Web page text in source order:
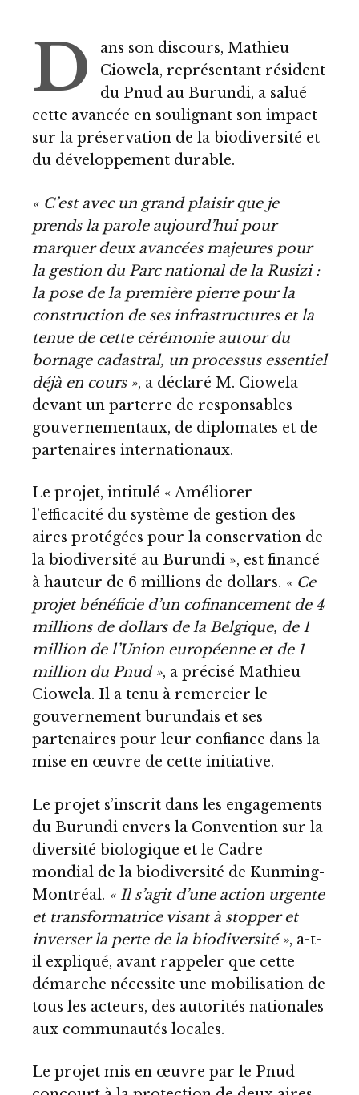
D
ans son discours, Mathieu
Ciowela, représentant résident
du Pnud au Burundi, a salué
cette avancée en soulignant son impact
sur la préservation de la biodiversité et
du développement durable.
« C’est avec un grand plaisir que je
prends la parole aujourd’hui pour
marquer deux avancées majeures pour
la gestion du Parc national de la Rusizi :
la pose de la première pierre pour la
construction de ses infrastructures et la
tenue de cette cérémonie autour du
bornage cadastral, un processus essentiel
déjà en cours », a déclaré M. Ciowela
devant un parterre de responsables
gouvernementaux, de diplomates et de
partenaires internationaux.
Le projet, intitulé « Améliorer
l’efficacité du système de gestion des
aires protégées pour la conservation de
la biodiversité au Burundi », est financé
à hauteur de 6 millions de dollars. « Ce
projet bénéficie d’un cofinancement de 4
millions de dollars de la Belgique, de 1
million de l’Union européenne et de 1
million du Pnud », a précisé Mathieu
Ciowela. Il a tenu à remercier le
gouvernement burundais et ses
partenaires pour leur confiance dans la
mise en œuvre de cette initiative.
Le projet s’inscrit dans les engagements
du Burundi envers la Convention sur la
diversité biologique et le Cadre
mondial de la biodiversité de Kunming-
Montréal. « Il s’agit d’une action urgente
et transformatrice visant à stopper et
inverser la perte de la biodiversité », a-t-
il expliqué, avant rappeler que cette
démarche nécessite une mobilisation de
tous les acteurs, des autorités nationales
aux communautés locales.
Le projet mis en œuvre par le Pnud